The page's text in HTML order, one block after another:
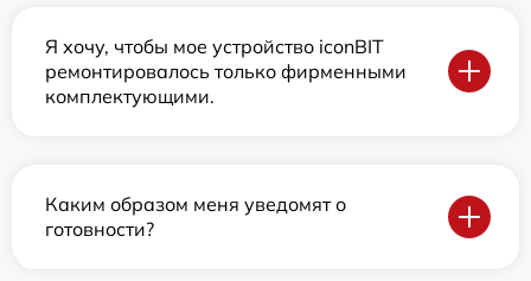
Я хочу, чтобы мое устройство iconBIT
ремонтировалось только фирменными
комплектующими.
Каким образом меня уведомят о
готовности?